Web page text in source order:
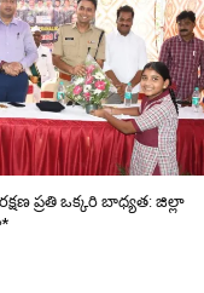
ప్రతి ఒక్కరి బాధ్యత: జిల్లా